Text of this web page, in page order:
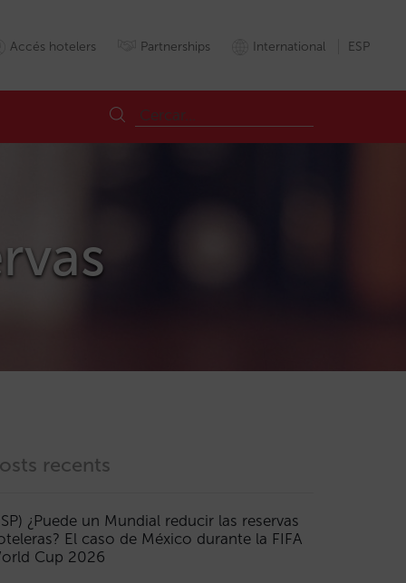
Accés hotelers Partnerships International ESP
recents
¿Puede un Mundial reducir las reservas
El caso de México durante la FIFA
Cup 2026